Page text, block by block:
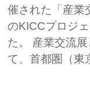
催された「産業
のKICCプロジ
た。 産業交流
て、首都圏（